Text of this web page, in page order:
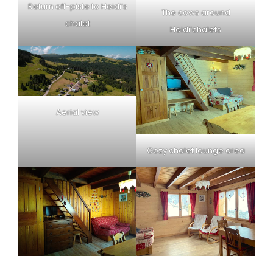
Return off-piste to Heidi’s
chalet
The cows around
Heidi’chalets
Aerial view
Cozy chalet lounge area